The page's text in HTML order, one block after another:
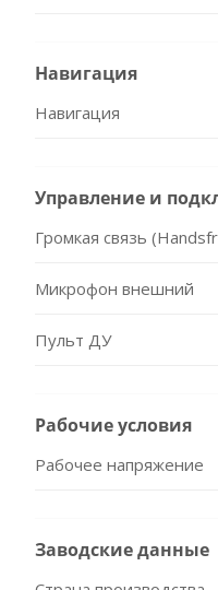
Навигация
Навигация
Управление и
Громкая связь
Микрофон внешний
Пульт ДУ
Рабочие условия
Рабочее напряжение
Заводские данные